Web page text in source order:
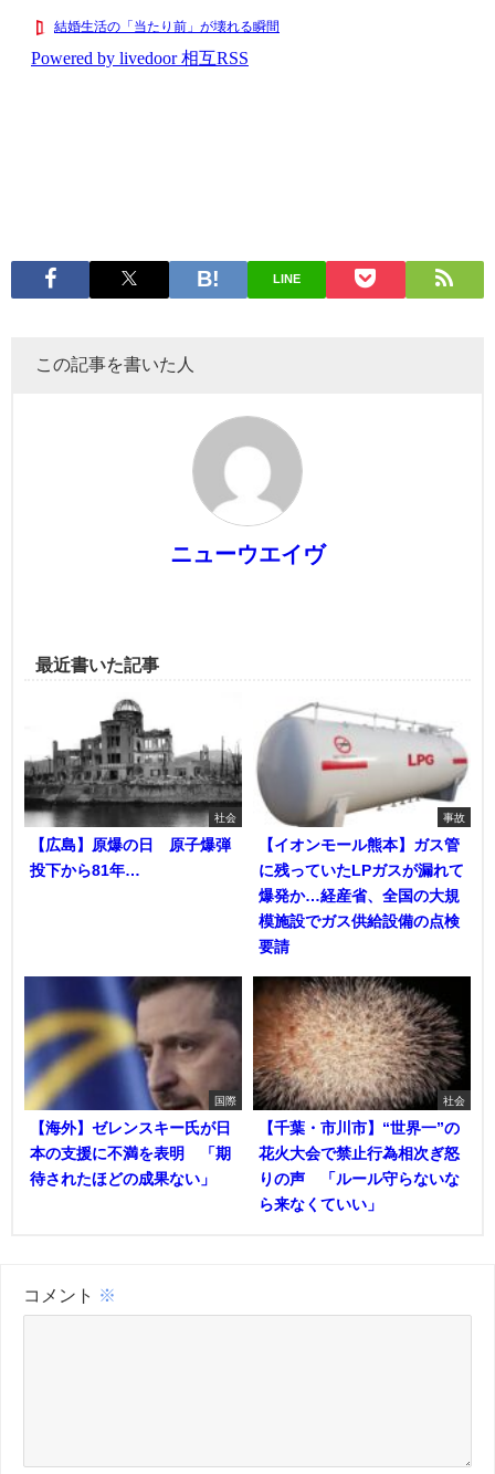
LINE
この記事を書いた人
ニューウエイヴ
最近書いた記事
社会
【広島】原爆の日 原子爆弾
投下から81年…
事故
【イオンモール熊本】ガス管
に残っていたLPガスが漏れて
爆発か…経産省、全国の大規
模施設でガス供給設備の点検
要請
国際
【海外】ゼレンスキー氏が日
本の支援に不満を表明 「期
待されたほどの成果ない」
社会
【千葉・市川市】“世界一”の
花火大会で禁止行為相次ぎ怒
りの声 「ルール守らないな
ら来なくていい」
コメント ※